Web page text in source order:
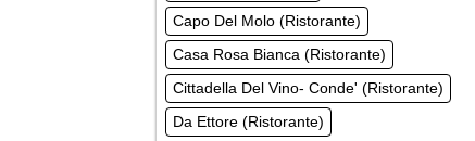
Capo Del Molo (Ristorante)
Casa Rosa Bianca (Ristorante)
Cittadella Del Vino- Conde' (Ristorante)
Da Ettore (Ristorante)